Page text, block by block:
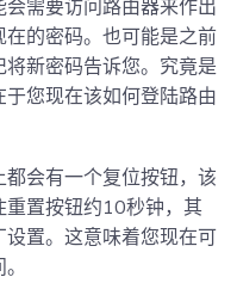
需要访问路由器来作出
的密码。也可能是之前
新密码告诉您。究竟是
您现在该如何登陆路由
会有一个复位按钮，该
置按钮约10秒钟，其
置。这意味着您现在可